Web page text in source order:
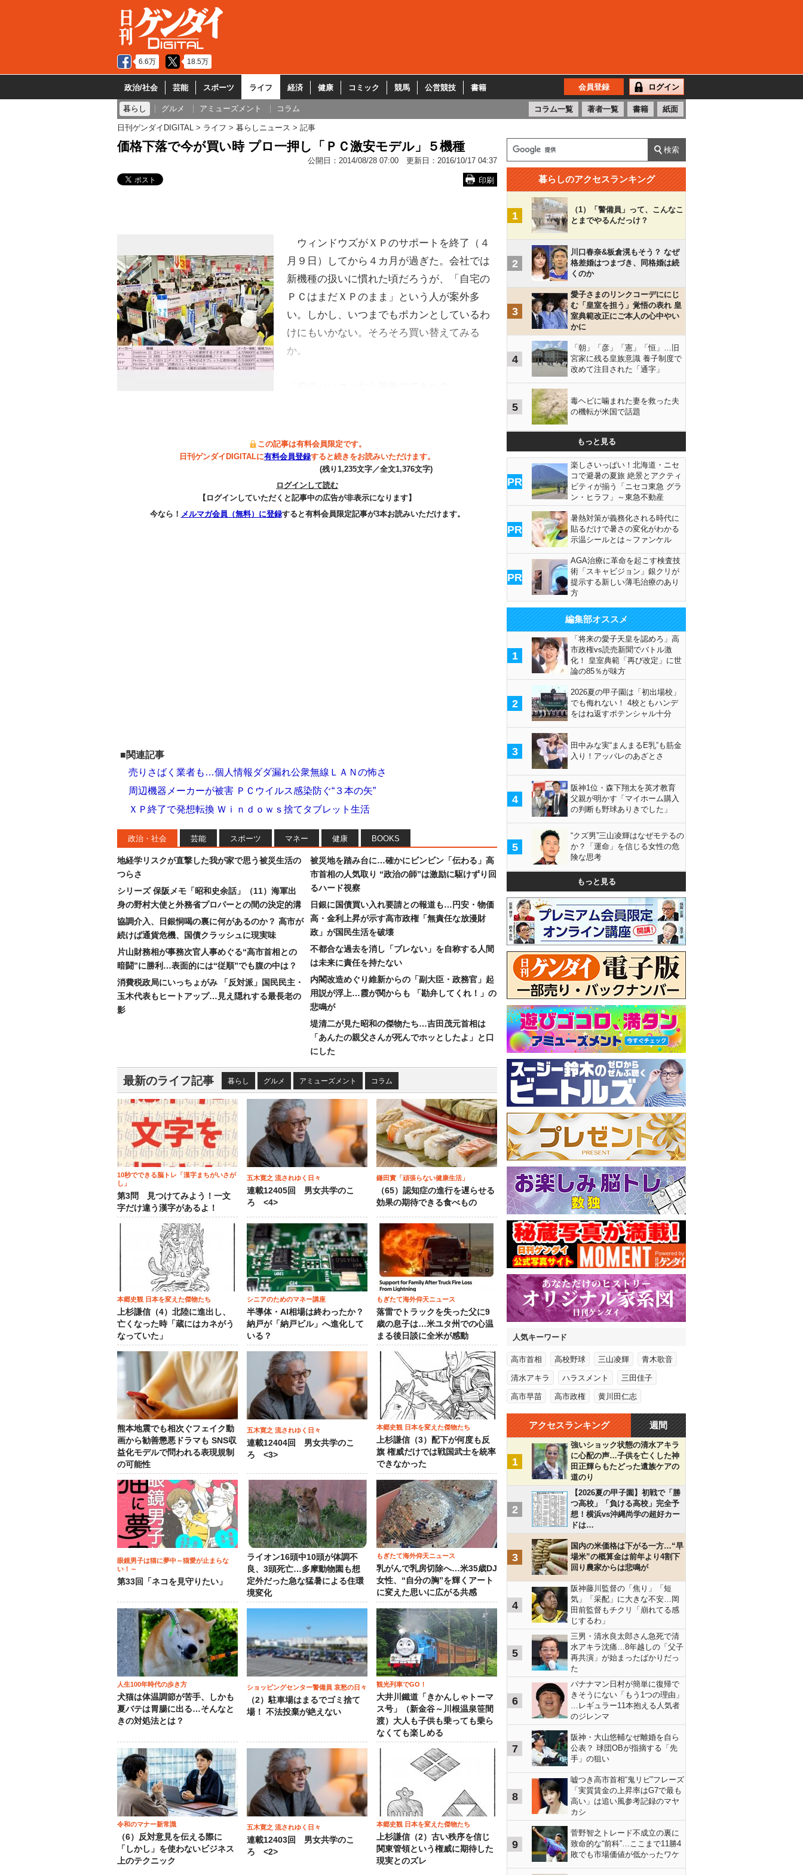
6.6万 18.5万
政治/社会 芸能 スポーツ ライフ 経済 健康 コミック 競馬 公営競技 書籍 会員登録 ログイン
暮らし グルメ アミューズメント コラム コラム一覧 著者一覧 書籍 紙面
日刊ゲンダイDIGITAL ライフ 暮らしニュース 記事
価格下落で今が買い時 プロ一押し「ＰＣ激安モデル」５機種
公開日： 2014/08/28 07:00 更新日： 2016/10/17 04:37
印刷
ウィンドウズがＸＰのサポートを終了（４
月９日）してから４カ月が過ぎた。会社では
新機種の扱いに慣れた頃だろうが、「自宅の
ＰＣはまだＸＰのまま」という人が案外多
い。しかし、いつまでもポカンとしているわ
けにもいかない。そろそろ買い替えてみる
か。
この記事は有料会員限定です。
日刊ゲンダイDIGITALに有料会員登録すると続きをお読みいただけます。
(残り1,235文字／全文1,376文字)
ログインして読む
【ログインしていただくと記事中の広告が非表示になります】
今なら！ メルマガ会員（無料）に登録すると有料会員限定記事が3本お読みいただけます。
■関連記事
売りさばく業者も…個人情報ダダ漏れ公衆無線ＬＡＮの怖さ
周辺機器メーカーが被害 ＰＣウイルス感染防ぐ“３本の矢”
ＸＰ終了で発想転換 Ｗｉｎｄｏｗｓ捨てタブレット生活
政治・社会 芸能 スポーツ マネー 健康 BOOKS
地経学リスクが直撃した我が家で思う被災生活の
つらさ
シリーズ 保阪メモ「昭和史余話」（11）海軍出
身の野村大使と外務省プロパーとの間の決定的溝
協調介入、日銀恫喝の裏に何があるのか？ 高市が
続けば通貨危機、国債クラッシュに現実味
片山財務相が事務次官人事めぐる“高市首相との
暗闘”に勝利…表面的には“従順”でも腹の中は？
消費税政局にいっちょがみ 「反対派」国民民主・
玉木代表もヒートアップ…見え隠れする最長老の
影
被災地を踏み台に…確かにビンビン「伝わる」高
市首相の人気取り “政治の師”は激励に駆けずり回
るハード視察
日銀に国債買い入れ要請との報道も…円安・物価
高・金利上昇が示す高市政権「無責任な放漫財
政」が国民生活を破壊
不都合な過去を消し「ブレない」を自称する人間
は未来に責任を持たない
内閣改造めぐり維新からの「副大臣・政務官」起
用説が浮上…霞が関からも 「勘弁してくれ！」の
悲鳴が
堤清二が見た昭和の傑物たち…吉田茂元首相は
「あんたの親父さんが死んでホッとしたよ」と口
にした
最新のライフ記事 暮らし グルメ アミューズメント コラム
10秒でできる脳トレ「漢字まちがいさが
し」
第3問 見つけてみよう！一文
字だけ違う漢字があるよ！
五木寛之 流されゆく日々
連載12405回 男女共学のこ
ろ <4>
鎌田實「頑張らない健康生活」
（65）認知症の進行を遅らせる
効果の期待できる食べもの
本郷史観 日本を変えた傑物たち
上杉謙信（4）北陸に進出し、
亡くなった時「蔵にはカネがう
なっていた」
シニアのためのマネー講座
半導体・AI相場は終わったか？
納戸が「納戸ビル」へ進化して
いる？
もぎたて海外仰天ニュース
落雷でトラックを失った父に9
歳の息子は…米ユタ州での心温
まる後日談に全米が感動
熊本地震でも相次ぐフェイク動
画から勧善懲悪ドラマも SNS収
益化モデルで問われる表現規制
の可能性
五木寛之 流されゆく日々
連載12404回 男女共学のこ
ろ <3>
本郷史観 日本を変えた傑物たち
上杉謙信（3）配下が何度も反
旗 権威だけでは戦国武士を統率
できなかった
眼鏡男子は猫に夢中～猫愛が止まらな
い！～
第33回「ネコを見守りたい」
ライオン16頭中10頭が体調不
良、3頭死亡…多摩動物園も想
定外だった急な猛暑による住環
境変化
もぎたて海外仰天ニュース
乳がんで乳房切除へ…米35歳DJ
女性、“自分の胸”を輝くアート
に変えた思いに広がる共感
人生100年時代の歩き方
犬猫は体温調節が苦手、しかも
夏バテは胃腸に出る…そんなと
きの対処法とは？
ショッピングセンター警備員 哀愁の日々
（2）駐車場はまるでゴミ捨て
場！ 不法投棄が絶えない
観光列車でGO！
大井川鐵道「きかんしゃトーマ
ス号」（新金谷～川根温泉笹間
渡）大人も子供も乗っても乗ら
なくても楽しめる
令和のマナー新常識
（6）反対意見を伝える際に
「しかし」を使わないビジネス
上のテクニック
五木寛之 流されゆく日々
連載12403回 男女共学のこ
ろ <2>
本郷史観 日本を変えた傑物たち
上杉謙信（2）古い秩序を信じ
関東管領という権威に期待した
現実とのズレ
暮らしのアクセスランキング
1
（1）「警備員」って、こんなこ
とまでやるんだっけ？
2
川口春奈&板倉滉もそう？ なぜ
格差婚はつまづき、同格婚は続
くのか
3
愛子さまのリンクコーデににじ
む「皇室を担う」覚悟の表れ 皇
室典範改正にご本人の心中やい
かに
4
「朝」「彦」「憲」「恒」…旧
宮家に残る皇族意識 養子制度で
改めて注目された「通字」
5
毒ヘビに噛まれた妻を救った夫
の機転が米国で話題
もっと見る
PR
楽しさいっぱい！北海道・ニセ
コで避暑の夏旅 絶景とアクティ
ビティが揃う「ニセコ東急 グラ
ン・ヒラフ」～東急不動産
PR
暑熱対策が義務化される時代に
貼るだけで暑さの変化がわかる
示温シールとは～ファンケル
PR
AGA治療に革命を起こす検査技
術「スキャビジョン」銀クリが
提示する新しい薄毛治療のあり
方
編集部オススメ
1
「将来の愛子天皇を認めろ」高
市政権vs読売新聞でバトル激
化！ 皇室典範「再び改定」に世
論の85％が味方
2
2026夏の甲子園は「初出場校」
でも侮れない！ 4校ともハンデ
をはね返すポテンシャル十分
3
田中みな実“まんまるE乳”も筋金
入り！アッパレのあざとさ
4
阪神1位・森下翔太を英才教育
父親が明かす「マイホーム購入
の判断も野球ありきでした」
5
“クズ男”三山凌輝はなぜモテるの
か？「運命」を信じる女性の危
険な思考
もっと見る
人気キーワード
高市首相 高校野球 三山凌輝 青木歌音
清水アキラ ハラスメント 三田佳子
高市早苗 高市政権 黄川田仁志
アクセスランキング 週間
1
強いショック状態の清水アキラ
に心配の声…子供を亡くした神
田正輝らもたどった遺族ケアの
道のり
2
【2026夏の甲子園】初戦で「勝
つ高校」「負ける高校」完全予
想！横浜vs沖縄尚学の超好カー
ドは…
3
国内の米価格は下がる一方…“早
場米”の概算金は前年より4割下
回り農家からは悲鳴が
4
阪神藤川監督の「焦り」「短
気」「采配」に大きな不安…岡
田前監督もチクリ「崩れてる感
じするわ」
5
三男・清水良太郎さん急死で清
水アキラ沈痛…8年越しの「父子
再共演」が始まったばかりだっ
た
6
バナナマン日村が簡単に復帰で
きそうにない「もう1つの理由」
…レギュラー11本抱える人気者
のジレンマ
7
阪神・大山悠輔なぜ離婚を自ら
公表？ 球団OBが指摘する「先
手」の狙い
8
嘘つき高市首相“鬼リピ”フレーズ
「実質賃金の上昇率はG7で最も
高い」は追い風参考記録のマヤ
カシ
9
菅野智之トレード不成立の裏に
致命的な“前科”…ここまで11勝4
敗でも市場価値が低かったワケ